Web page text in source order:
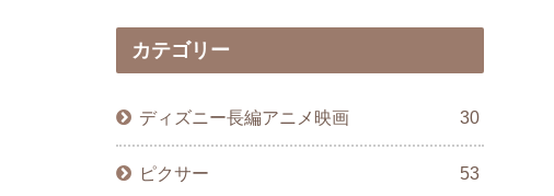
カテゴリー
ディズニー長編アニメ映画 30
ピクサー 53